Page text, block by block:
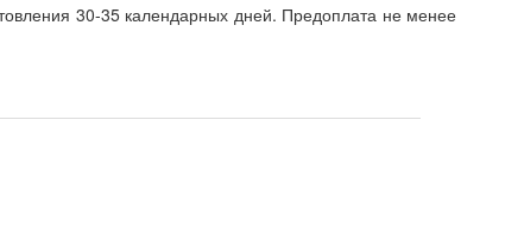
30-35 календарных дней. Предоплата не менее